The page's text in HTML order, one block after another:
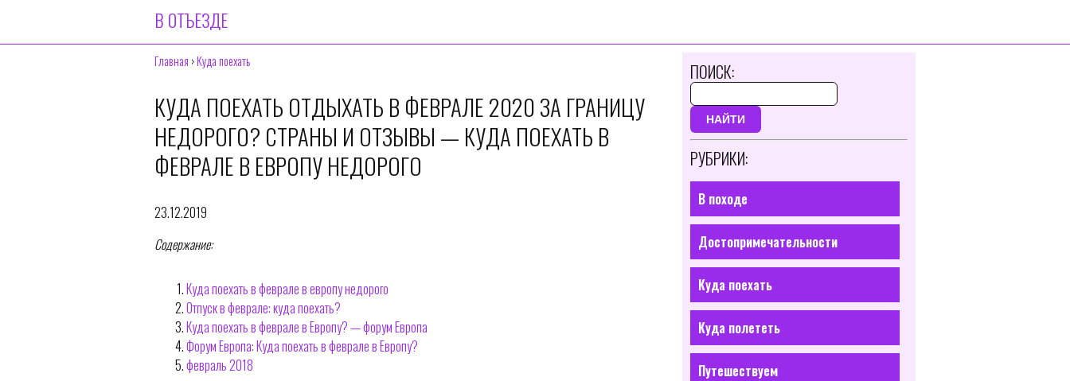
В ОТЪЕЗДЕ
Главная ›Куда поехать
КУДА ПОЕХАТЬ ОТДЫХАТЬ В ФЕВРАЛЕ 2020 ЗА ГРАНИЦУ
НЕДОРОГО? СТРАНЫ И ОТЗЫВЫ — КУДА ПОЕХАТЬ В
ФЕВРАЛЕ В ЕВРОПУ НЕДОРОГО
23.12.2019
Содержание:
Куда поехать в феврале в европу недорого
Отпуск в феврале: куда поехать?
Куда поехать в феврале в Европу? — форум Европа
Форум Европа: Куда поехать в феврале в Европу?
февраль 2018
ПОИСК:
НАЙТИ
РУБРИКИ:
В походе
Достопримечательности
Куда поехать
Куда полететь
Путешествуем